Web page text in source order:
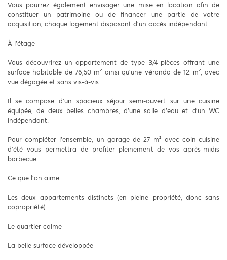
Vous pourrez également envisager une mise en location afin de
constituer un patrimoine ou de financer une partie de votre
acquisition, chaque logement disposant d’un accès indépendant.
À l’étage
Vous découvrirez un appartement de type 3/4 pièces offrant une
surface habitable de 76,50 m² ainsi qu’une véranda de 12 m², avec
vue dégagée et sans vis-à-vis.
Il se compose d’un spacieux séjour semi-ouvert sur une cuisine
équipée, de deux belles chambres, d’une salle d’eau et d’un WC
indépendant.
Pour compléter l’ensemble, un garage de 27 m² avec coin cuisine
d’été vous permettra de profiter pleinement de vos après-midis
barbecue.
Ce que l’on aime
Les deux appartements distincts (en pleine propriété, donc sans
copropriété)
Le quartier calme
La belle surface développée